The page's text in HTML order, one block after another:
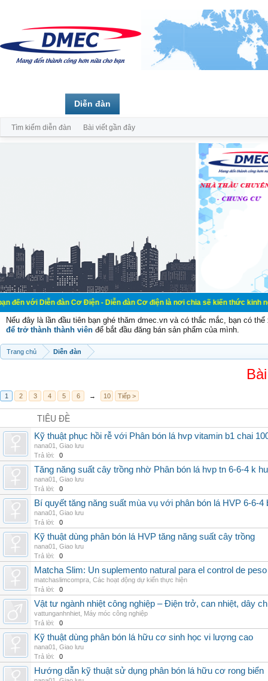
đàn Cơ Điện - Diễn đàn Cơ điện là nơi chia sẽ kiến thức kinh nghiệm
Nếu đây là lần đầu tiên bạn ghé thăm dmec.vn và có thắc mắc, bạn có
để trở thành thành viên để bắt đầu đăng bán sản phẩm của mình.
Trang chủ Diễn đàn
1 2 3 4 5 6 → 10 Tiếp >
TIÊU ĐỀ
Kỹ thuật phục hồi rễ với Phân bón lá hvp vitamin b1 chai
nana01
Giao lưu
Trả lời:
0
Tăng năng suất cây trồng nhờ Phân bón lá hvp tn 6-6-4 k
nana01
Giao lưu
Trả lời:
0
Bí quyết tăng năng suất mùa vụ với phân bón lá HVP 6-6-4
nana01
Giao lưu
Trả lời:
0
Kỹ thuật dùng phân bón lá HVP tăng năng suất cây trồng
nana01
Giao lưu
Trả lời:
0
Matcha Slim: Un suplemento natural para el control de peso
matchaslimcompra Các hoạt động dự kiến thực hiện
Trả lời:
0
Vật tư ngành nhiệt công nghiệp – Điện trở, can nhiệt, dây
vattunganhnhiet Máy móc công nghiệp
Trả lời:
0
Kỹ thuật dùng phân bón lá hữu cơ sinh học vi lượng cao
nana01
Giao lưu
Trả lời:
0
Hướng dẫn kỹ thuật sử dụng phân bón lá hữu cơ rong biển
Diễn đàn
Tìm kiếm diễn đàn Bài viết gần đây